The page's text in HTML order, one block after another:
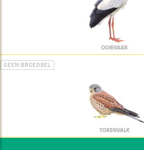
OOIEVAAR
GEEN BROEDSEL
TORENVALK